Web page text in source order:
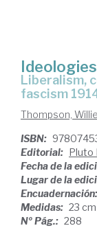
liberalism, conservatism, communism,
fascism
Thompson, Willie
ISBN:
Editorial: Pluto
Fecha de la
Lugar de la
Encuadernación:
Medidas: 23 cm
Nº Pág.: 288